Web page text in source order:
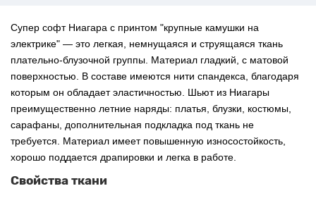
Супер софт Ниагара с принтом "крупные камушки на
электрике" — это легкая, немнущаяся и струящаяся ткань
плательно-блузочной группы. Материал гладкий, с матовой
поверхностью. В составе имеются нити спандекса, благодаря
которым он обладает эластичностью. Шьют из Ниагары
преимущественно летние наряды: платья, блузки, костюмы,
сарафаны, дополнительная подкладка под ткань не
требуется. Материал имеет повышенную износостойкость,
хорошо поддается драпировки и легка в работе.
Свойства ткани